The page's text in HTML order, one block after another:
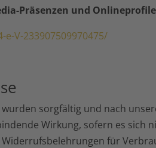
Präsenzen und Onlineprofile
V-233907509970475/
sorgfältig und nach
Wirkung, sofern es sich
für